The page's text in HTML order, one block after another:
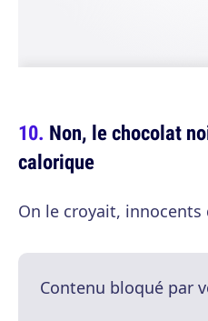
Non, le chocolat
calorique
On le croyait,
Contenu bloqué par